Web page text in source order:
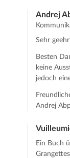
Andrej
Sehr
Besten
keine
jedoch
Andrej
Ein Buch